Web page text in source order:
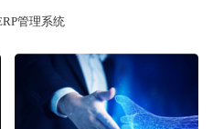
管理系统